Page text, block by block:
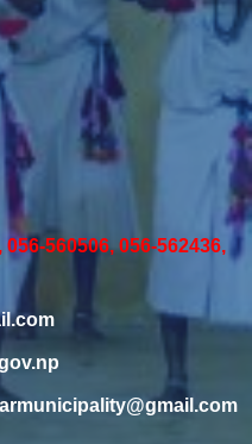
056-560506, 056-562436,